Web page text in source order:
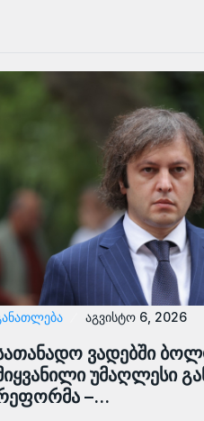
აგვისტო 6, 2026
ვადებში
უმაღლესი
–…